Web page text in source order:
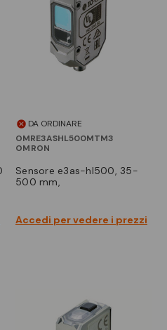
DA ORDINARE
OMRE3ASHL500MTM3
OMRON
sensore e3as-hl500, 35-
500 mm,
Accedi per vedere i prezzi